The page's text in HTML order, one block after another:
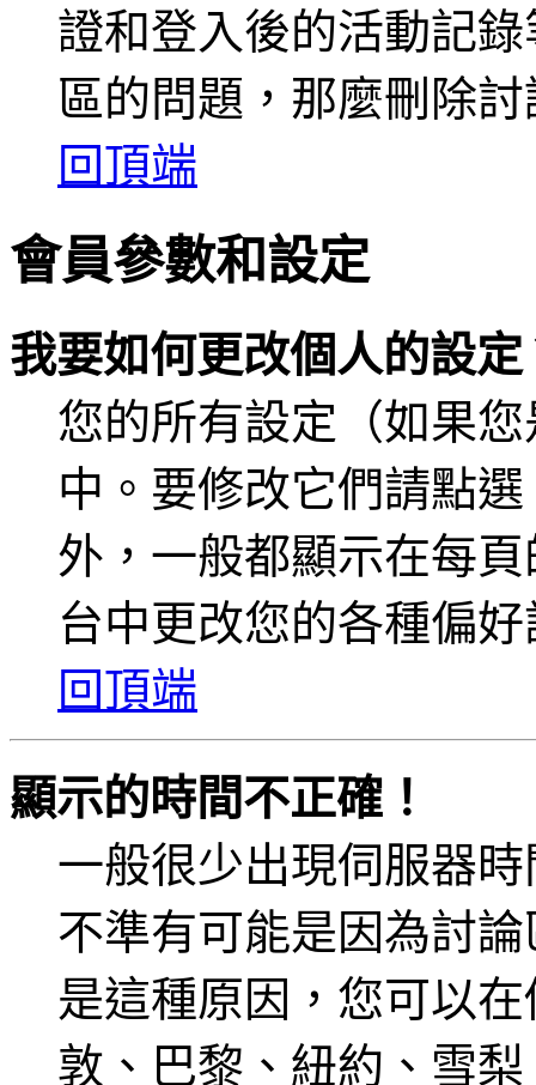
證和登入後的活動記
區的問題，那麼刪除
回頂端
會員參數和設定
我要如何更改個人的設定
您的所有設定（如果
中。要修改它們請點選
外，一般都顯示在每
台中更改您的各種偏
回頂端
顯示的時間不正確！
一般很少出現伺服器
不準有可能是因為討
是這種原因，您可以
敦、巴黎、紐約、雪